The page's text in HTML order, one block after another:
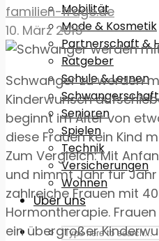
Mobilität
Mode & Kosmetik
Partnerschaft &
Ratgeber
Schule & Lernen
Schwangerschaft
Senioren
Spielen
Technik
Versicherungen
Wohnen
Über uns
familien-frage.de
10. März 2015
Schwanger zu werden
Kinderwunsch
beginnt im Alter von
diese Frauen kein Kind
Zum Vergleich: Mit
und nimmt Jahr für
zahlreiche Frauen mit
Hormontherapie.
ein übergroßer